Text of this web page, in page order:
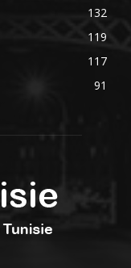
132
119
117
91